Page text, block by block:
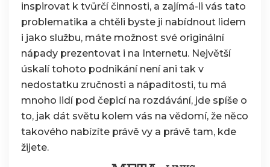
inspirovat k tvůrčí činnosti, a zajímá-li vás tato
problematika a chtěli byste ji nabídnout lidem
i jako službu, máte možnost své originální
nápady prezentovat i na Internetu. Největší
úskalí tohoto podnikání není ani tak v
nedostatku zručnosti a nápaditosti, tu má
mnoho lidí pod čepicí na rozdávání, jde spíše o
to, jak dát světu kolem vás na vědomí, že něco
takového nabízíte právě vy a právě tam, kde
žijete.